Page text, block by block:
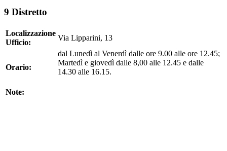
9 Distretto
Localizzazione
Ufficio:
Via Lipparini, 13
Orario:
dal Lunedì al Venerdì dalle ore 9.00 alle ore 12.45;
Martedì e giovedì dalle 8,00 alle 12.45 e dalle
14.30 alle 16.15.
Note: